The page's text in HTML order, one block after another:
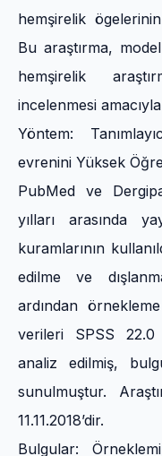
hemşirelik
Bu araştırma,
hemşirelik
incelenmesi amacıyla
Yöntem:
evrenini Yüksek
PubMed ve
yılları arasında
kuramlarının
edilme ve
ardından
verileri SPSS 22.0
analiz edilmiş,
sunulmuştur.
11.11.2018’dir.
Bulgular: